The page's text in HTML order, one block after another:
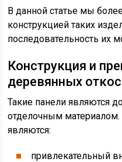
В данной статье мы
конструкцией таких
последовательность их
Конструкция и
деревянных
Такие панели являются
отделочным
являются:
привлекательный